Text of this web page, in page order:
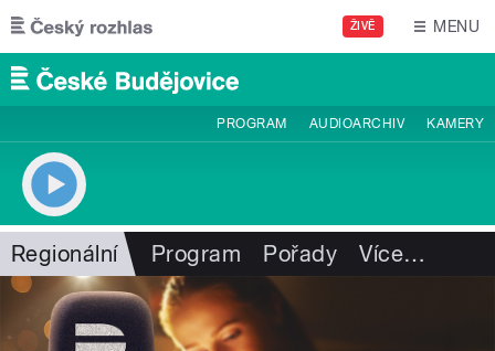
Přejít k hlavnímu obsahu
ŽIVĚ MENU
PROGRAM AUDIOARCHIV KAMERY
Regionální Program Pořady Více…